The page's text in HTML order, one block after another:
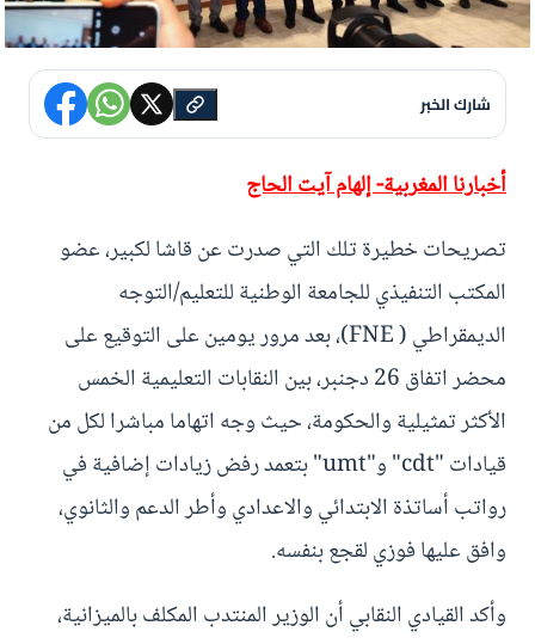
شارك الخبر
أخبارنا المغربية- إلهام آيت الحاج
تصريحات خطيرة تلك التي صدرت عن قاشا لكبير، عضو
المكتب التنفيذي للجامعة الوطنية للتعليم/التوجه
الديمقراطي ( FNE)، بعد مرور يومين على التوقيع على
محضر اتفاق 26 دجنبر، بين النقابات التعليمية الخمس
الأكثر تمثيلية والحكومة، حيث وجه اتهاما مباشرا لكل من
قيادات "cdt" و"umt" بتعمد رفض زيادات إضافية في
رواتب أساتذة الابتدائي والاعدادي وأطر الدعم والثانوي،
وافق عليها فوزي لقجع بنفسه.
وأكد القيادي النقابي أن الوزير المنتدب المكلف بالميزانية،